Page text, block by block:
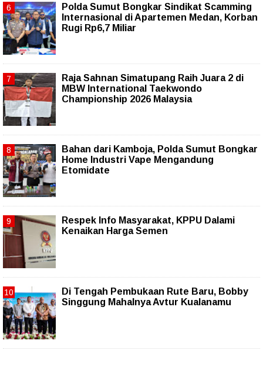
Polda Sumut Bongkar Sindikat Scamming
Internasional di Apartemen Medan, Korban
Rugi Rp6,7 Miliar
Raja Sahnan Simatupang Raih Juara 2 di
MBW International Taekwondo
Championship 2026 Malaysia
Bahan dari Kamboja, Polda Sumut Bongkar
Home Industri Vape Mengandung
Etomidate
Respek Info Masyarakat, KPPU Dalami
Kenaikan Harga Semen
Di Tengah Pembukaan Rute Baru, Bobby
Singgung Mahalnya Avtur Kualanamu